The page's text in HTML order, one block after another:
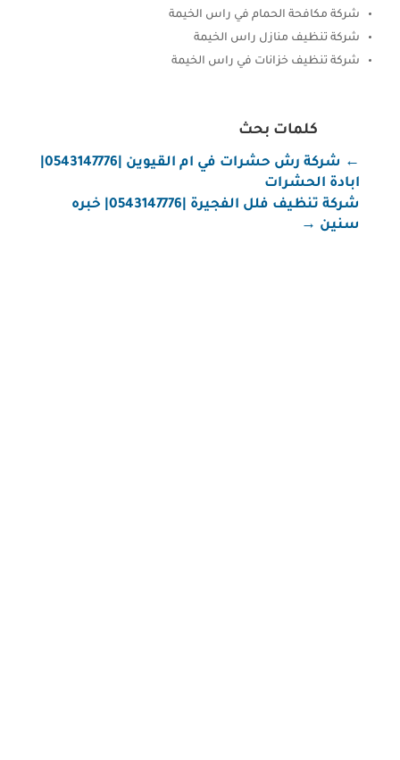
شركة مكافحة الحمام في راس الخيمة
شركة تنظيف منازل راس الخيمة
شركة تنظيف خزانات في راس الخيمة
كلمات بحث
←
شركة رش حشرات في ام القيوين |0543147776|
ابادة الحشرات
شركة تنظيف فلل الفجيرة |0543147776| خبره
سنين →